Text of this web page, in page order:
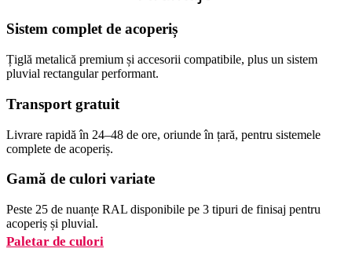
Sistem complet de acoperiș
Țiglă metalică premium și accesorii compatibile, plus un sistem
pluvial rectangular performant.
Transport gratuit
Livrare rapidă în 24–48 de ore, oriunde în țară, pentru sistemele
complete de acoperiș.
Gamă de culori variate
Peste 25 de nuanțe RAL disponibile pe 3 tipuri de finisaj pentru
acoperiș și pluvial.
Paletar de culori